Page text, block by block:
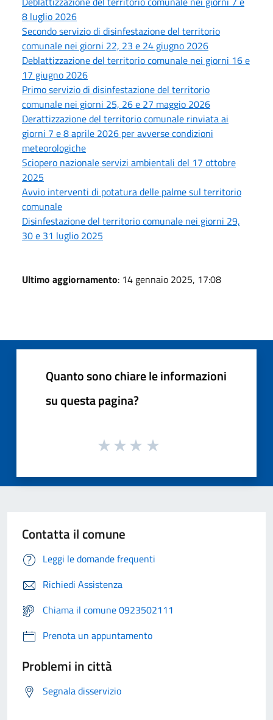
8 luglio 2026
Secondo servizio di disinfestazione del territorio
comunale nei giorni 22, 23 e 24 giugno 2026
Deblattizzazione del territorio comunale nei giorni 16 e
17 giugno 2026
Primo servizio di disinfestazione del territorio
comunale nei giorni 25, 26 e 27 maggio 2026
Derattizzazione del territorio comunale rinviata ai
giorni 7 e 8 aprile 2026 per avverse condizioni
meteorologiche
Sciopero nazionale servizi ambientali del 17 ottobre
2025
Avvio interventi di potatura delle palme sul territorio
comunale
Disinfestazione del territorio comunale nei giorni 29,
30 e 31 luglio 2025
Ultimo aggiornamento: 14 gennaio 2025, 17:08
Quanto sono chiare le informazioni
su questa pagina?
Contatta il comune
Leggi le domande frequenti
Richiedi Assistenza
Chiama il comune 0923502111
Prenota un appuntamento
Problemi in città
Segnala disservizio